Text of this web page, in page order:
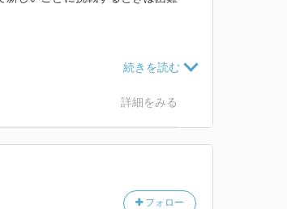
」と思えるように変わり、ひた
バンクを牽引する選手として活
詳細をみる
フォロー